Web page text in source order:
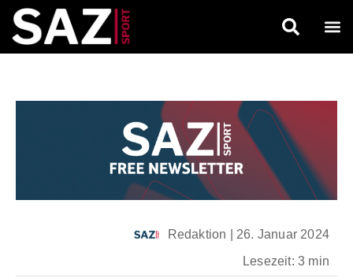
Redaktion
26. Januar 2024
Lesezeit: 3 min